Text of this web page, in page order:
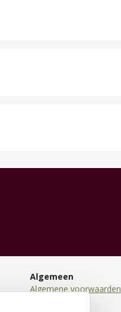
Algemeen
Algemene voorwaarden